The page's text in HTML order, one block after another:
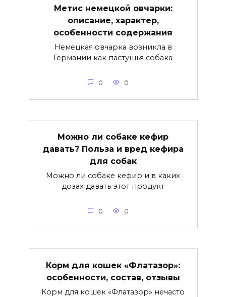
Метис немецкой овчарки:
описание, характер,
особенности содержания
Немецкая овчарка возникла в
Германии как пастушья собака
0 0
Можно ли собаке кефир
давать? Польза и вред кефира
для собак
Можно ли собаке кефир и в каких
дозах давать этот продукт
0 0
Корм для кошек «Флатазор»:
особенности, состав, отзывы
Корм для кошек «Флатазор» нечасто